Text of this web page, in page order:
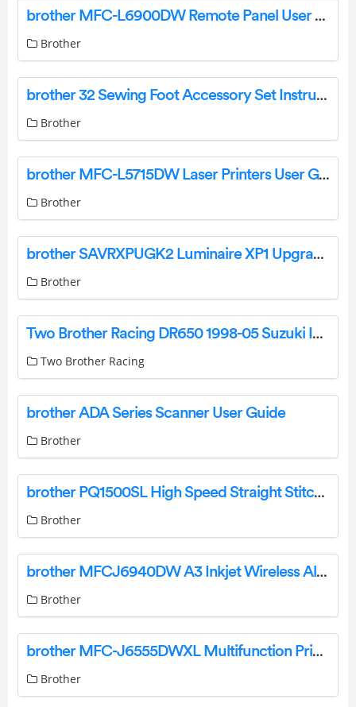
brother MFC-L6900DW Remote Panel User Guide
Brother
brother 32 Sewing Foot Accessory Set Instruction Manual
Brother
brother MFC-L5715DW Laser Printers User Guide
Brother
brother SAVRXPUGK2 Luminaire XP1 Upgrade Kit Installation Guide
Brother
Two Brother Racing DR650 1998-05 Suzuki Instruction Manual
Two Brother Racing
brother ADA Series Scanner User Guide
Brother
brother PQ1500SL High Speed Straight Stitch Sewing Machine User Manual
Brother
brother MFCJ6940DW A3 Inkjet Wireless All-In-One Printer User Guide
Brother
brother MFC-J6555DWXL Multifunction Printer User Guide
Brother